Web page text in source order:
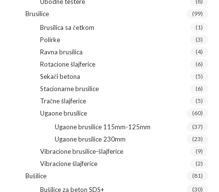
Brusilice (99)
Brusilica sa četkom (1)
Polirke (3)
Ravna brusilica (4)
Rotacione šlajferice (6)
Sekači betona (5)
Stacionarne brusilice (6)
Tračne šlajferice (5)
Ugaone brusilice (60)
Ugaone brusilice 115mm-125mm (37)
Ugaone brusilice 230mm (23)
Vibracione brusilice-šlajferice (9)
Vibracione šlajferice (2)
Bušilice (81)
Bušilice za beton SDS+ (30)